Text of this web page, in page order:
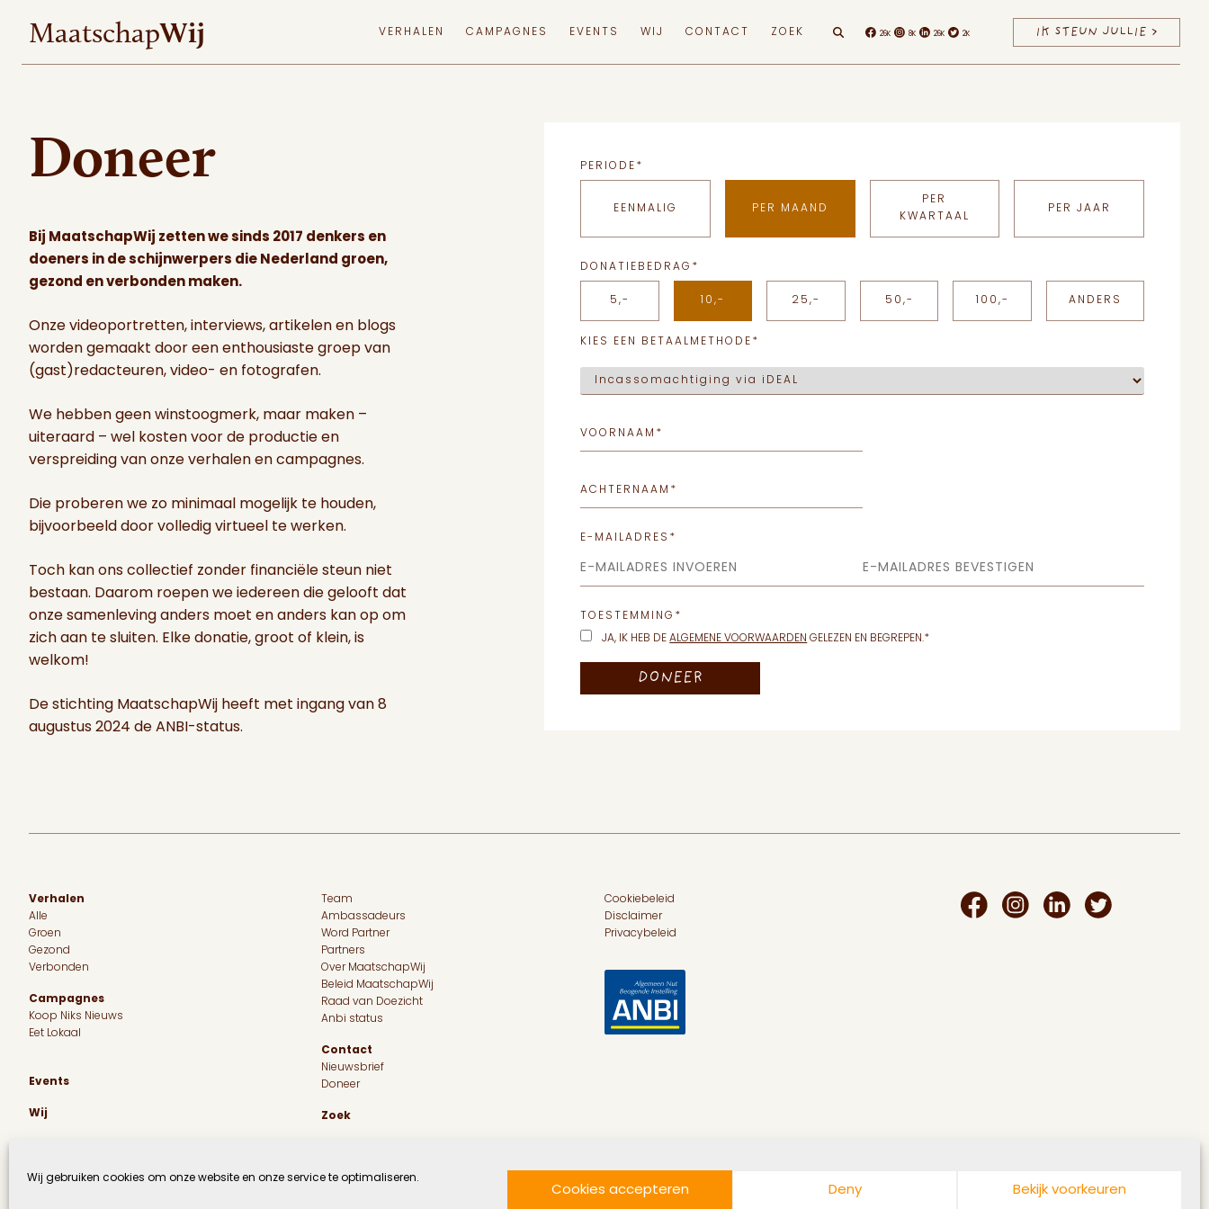
Wij gebruiken cookies om onze website en onze service te optimaliseren.
Cookies accepteren Deny Bekijk voorkeuren
MaatschapWij
MaatschapWij VERHALEN CAMPAGNES EVENTS WIJ CONTACT ZOEK Facebook
26K Instagram
8K Linkedin
26K Twitter
2K IK STEUN JULLIE >
Doneer
Bij MaatschapWij zetten we sinds 2017 denkers en
doeners in de schijnwerpers die Nederland groen,
gezond en verbonden maken.
Onze videoportretten, interviews, artikelen en blogs
worden gemaakt door een enthousiaste groep van
(gast)redacteuren, video- en fotografen.
We hebben geen winstoogmerk, maar maken –
uiteraard – wel kosten voor de productie en
verspreiding van onze verhalen en campagnes.
Die proberen we zo minimaal mogelijk te houden,
bijvoorbeeld door volledig virtueel te werken.
Toch kan ons collectief zonder financiële steun niet
bestaan. Daarom roepen we iedereen die gelooft dat
onze samenleving anders moet en anders kan op om
zich aan te sluiten. Elke donatie, groot of klein, is
welkom!
De stichting MaatschapWij heeft met ingang van 8
augustus 2024 de ANBI-status.
PERIODE *
EENMALIG PER MAAND
PER
KWARTAAL
PER JAAR
DONATIEBEDRAG *
5,- 10,- 25,- 50,- 100,- ANDERS
KIES EEN BETAALMETHODE *
VOORNAAM *
ACHTERNAAM *
E-MAILADRES *
TOESTEMMING *
JA, IK HEB DEALGEMENE VOORWAARDEN GELEZEN EN BEGREPEN.*
Verhalen
Alle
Groen
Gezond
Verbonden
Campagnes
Koop Niks Nieuws
Eet Lokaal
Events
Wij
Team
Ambassadeurs
Word Partner
Partners
Over MaatschapWij
Beleid MaatschapWij
Raad van Doezicht
Anbi status
Contact
Nieuwsbrief
Doneer
Zoek
Cookiebeleid
Disclaimer
Privacybeleid
FacebookInstagramLinkedin Twitter